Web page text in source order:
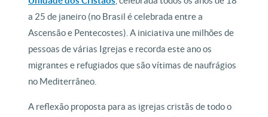
a 25 de janeiro (no Brasil é celebrada entre a
Ascensão e Pentecostes). A iniciativa une milhões de
pessoas de várias Igrejas e recorda este ano os
migrantes e refugiados que são vítimas de naufrágios
no Mediterrâneo.
A reflexão proposta para as igrejas cristãs de todo o